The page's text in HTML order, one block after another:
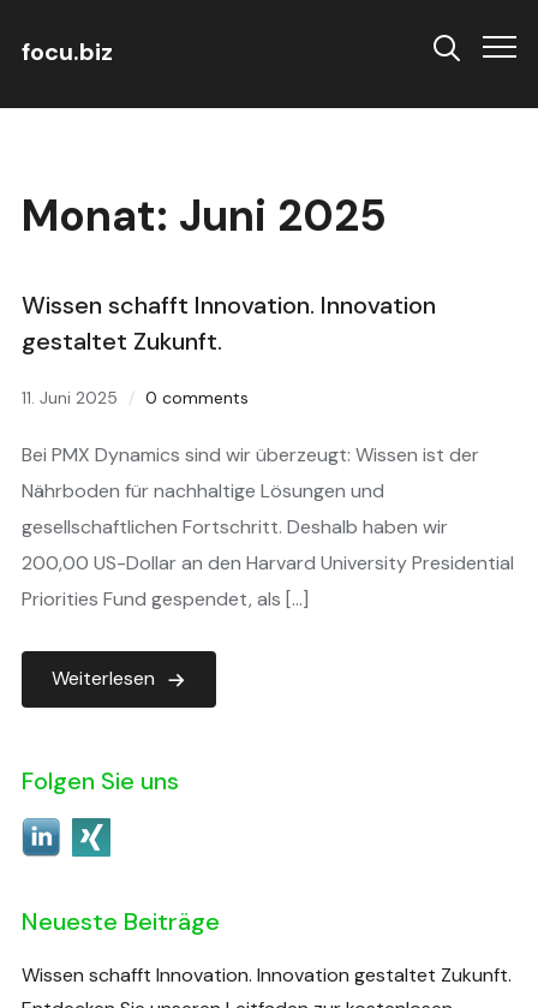
focu.biz Info
Monat: Juni 2025
Wissen schafft Innovation. Innovation
gestaltet Zukunft.
11. Juni 2025 0 comments
Bei PMX Dynamics sind wir überzeugt: Wissen ist der
Nährboden für nachhaltige Lösungen und
gesellschaftlichen Fortschritt. Deshalb haben wir
200,00 US-Dollar an den Harvard University Presidential
Priorities Fund gespendet, als […]
Weiterlesen
Folgen Sie uns
Neueste Beiträge
Wissen schafft Innovation. Innovation gestaltet Zukunft.